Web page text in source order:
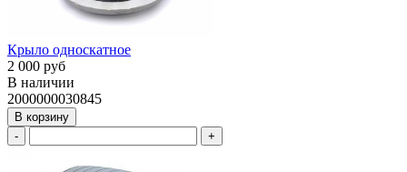
Крыло односкатное
2 000 руб
В наличии
2000000030845
В корзину
-
+